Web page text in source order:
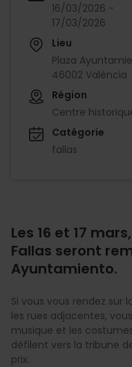
16/03/2026 -
17/03/2026
Lieu
Plaza
46002 València
Région
Centre
Catégorie
fallas
Les 16 et 17
Fallas seront
Ayuntamiento.
Si vous vous rendez sur
les rues adjacentes,
musique et les
défilent vers la tribune
prix.